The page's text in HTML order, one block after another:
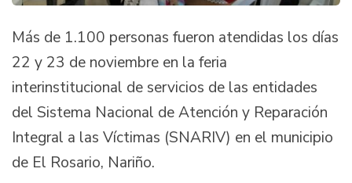
Más de 1.100 personas fueron atendidas los días
22 y 23 de noviembre en la feria
interinstitucional de servicios de las entidades
del Sistema Nacional de Atención y Reparación
Integral a las Víctimas (SNARIV) en el municipio
de El Rosario, Nariño.